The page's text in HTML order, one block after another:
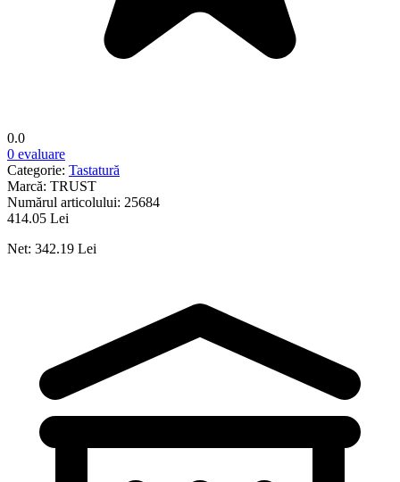
0.0
0 evaluare
Categorie: Tastatură
Marcă: TRUST
Numărul articolului: 25684
414.05 Lei
Net: 342.19 Lei